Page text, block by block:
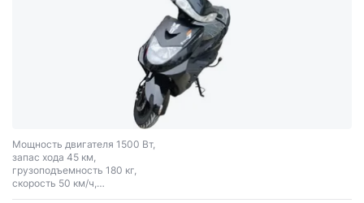
Мощность двигателя 1500 Вт,
запас хода 45 км,
грузоподъемность 180 кг,
скорость 50 км/ч,
цвет: красный, белый, черный.